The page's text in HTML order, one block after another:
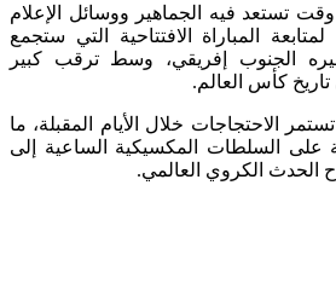
تستعد فيه الجماهير ووسائل الإعلام
المباراة الافتتاحية التي ستجمع
الجنوب إفريقي، وسط ترقب كبير
تاريخ كأس العالم.
الاحتجاجات خلال الأيام المقبلة، ما
على السلطات المكسيكية الساعية إلى
الحدث الكروي العالمي.